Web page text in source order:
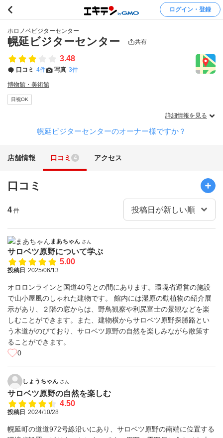
ログイン・登録
ホロノベビジターセンター
幌延ビジターセンター 共有
3.48
口コミ 4件 写真 3件
博物館・美術館
日祝OK
詳細情報を見る
幌延ビジターセンターのオーナー様ですか？
店舗情報 口コミ 4 アクセス
口コミ
4 件
まあちゃん さん
サロベツ原野について学ぶ
5.00
投稿日 2025/06/13
オロロンラインと国道40号との間にあります。環境省運営の施設
で山小屋風のしゃれた建物です。 館内には湿原の動植物の紹介展
示があり、２階の窓からは、野鳥観察や利尻富士の景観などを楽
しむことができます。また、建物横からサロベツ原野探勝路とい
う木道がのびており、サロベツ原野の自然を楽しみながら散策す
ることができます。
0
しょうちゃん さん
サロベツ原野の自然を楽しむ
4.50
投稿日 2024/10/28
幌延町の道道972号線沿いにあり、サロベツ原野の南端に位置する